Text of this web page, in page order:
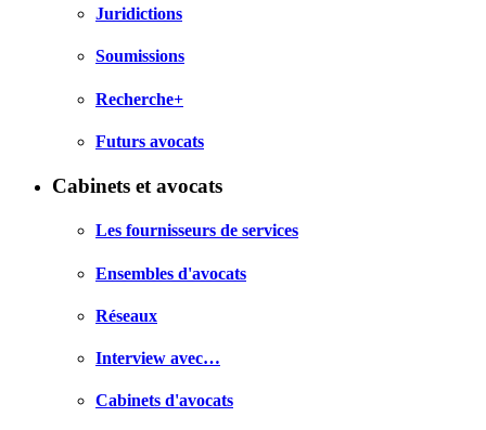
Juridictions
Soumissions
Recherche+
Futurs avocats
Cabinets et avocats
Les fournisseurs de services
Ensembles d'avocats
Réseaux
Interview avec…
Cabinets d'avocats